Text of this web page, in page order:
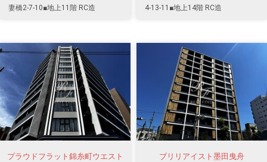
妻橋2-7-10■地上11階 RC造
4-13-11■地上14階 RC造
プラウドフラット錦糸町ウエスト ブリリアイスト墨田曳舟